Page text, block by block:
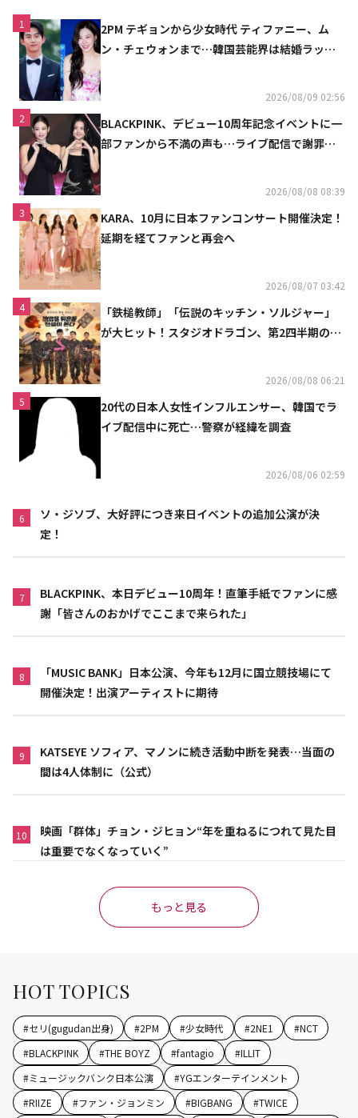
1
2PM テギョンから少女時代 ティファニー、ム
ン・チェウォンまで…韓国芸能界は結婚ラッシ
2026/08/09 02:56
2
BLACKPINK、デビュー10周年記念イベントに一
部ファンから不満の声も…ライブ配信で謝罪
2026/08/08 08:39
3
KARA、10月に日本ファンコンサート開催決定！
延期を経てファンと再会へ
2026/08/07 03:42
4
「鉄槌教師」「伝説のキッチン・ソルジャー」
が大ヒット！スタジオドラゴン、第2四半期の売
2026/08/08 06:21
5
20代の日本人女性インフルエンサー、韓国でラ
イブ配信中に死亡…警察が経緯を調査
2026/08/06 02:59
6
ソ・ジソブ、大好評につき来日イベントの追加公演が決
定！
7
BLACKPINK、本日デビュー10周年！直筆手紙でファンに感
謝「皆さんのおかげでここまで来られた」
8
「MUSIC BANK」日本公演、今年も12月に国立競技場にて
開催決定！出演アーティストに期待
9
KATSEYE ソフィア、マノンに続き活動中断を発表…当面の
間は4人体制に（公式）
10
映画「群体」チョン・ジヒョン“年を重ねるにつれて見た目
は重要でなくなっていく”
もっと見る
HOT TOPICS
#セリ(gugudan出身) #2PM #少女時代 #2NE1 #NCT
#BLACKPINK #THE BOYZ #fantagio #ILLIT
#ミュージックバンク日本公演 #YGエンターテインメント
#RIIZE #ファン・ジョンミン #BIGBANG #TWICE